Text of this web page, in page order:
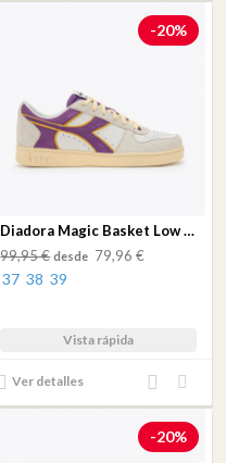
lista
de
comparador
-20%
Diadora Magic Basket Low Suede White/Deep Lavander Viole
99,95 € desde 79,96 €
37 38 39
Vista rápida
Ver detalles
Añadir
lista
de
Añadir
al
comparador
-20%